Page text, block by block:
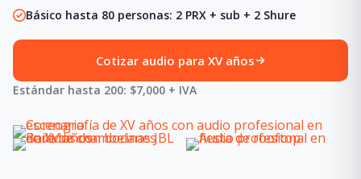
Básico hasta 80 personas: 2 PRX + sub + 2 Shure
Cotizar audio para XV años
Estándar hasta 200: $7,000 + IVA